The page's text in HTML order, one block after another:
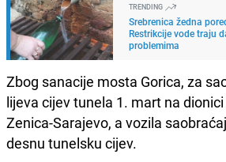
TRENDING
Srebrenica žedna
Restrikcije vode traju
problemima
Zbog sanacije mosta Gorica, za
lijeva cijev tunela 1. mart na
Zenica-Sarajevo, a vozila
desnu tunelsku cijev.